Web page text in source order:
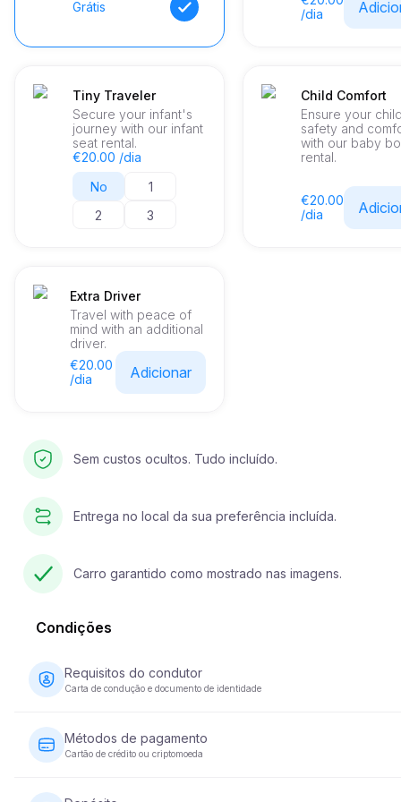
Grátis
/dia
Tiny Traveler
Secure your infant's
journey with our infant
seat rental.
€20.00 /dia
No
1
2
3
Child Comfort
Ensure your
safety and
with our baby
rental.
€20.00
/dia
Extra Driver
Travel with peace of
mind with an additional
driver.
€20.00
/dia
Adicionar
Sem custos ocultos. Tudo incluído.
Entrega no local da sua preferência incluída.
Carro garantido como mostrado nas imagens.
Condições
Requisitos do condutor
Carta de condução e documento de identidade
carta de condução válida. É igualmente necessário um
de identidade (passaporte ou bilhete de identidade nacional).
Alguns veículos podem exigir que o condutor tenha a sua
Métodos de pagamento
Cartão de crédito ou criptomoeda